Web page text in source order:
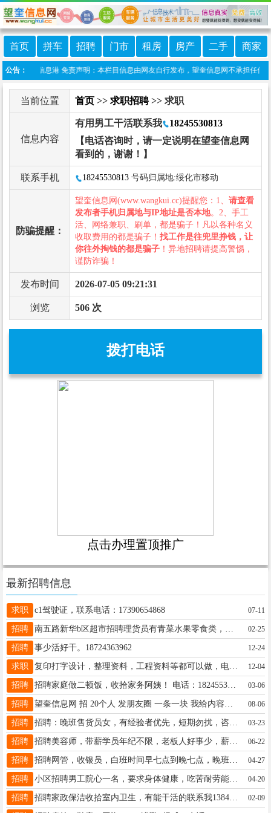
首页 拼车 招聘 门市 租房 房产 二手 商家
公告：
序:望奎信息港 免责声明：本栏目信息由网友自行发布，望奎信息网不承担任何
当前位置 首页 >> 求职招聘>> 求职
信息内容
有用男工干活联系我
18245530813
【电话咨询时，请一定说明在望奎信息网
看到的，谢谢！】
联系手机 18245530813 号码归属地:绥化市移动
防骗提醒：
望奎信息网(www.wangkui.cc)提醒您：1、 请查看
发布者手机归属地与IP地址是否本地。2、手工
活、网络兼职、刷单，都是骗子！凡以各种名义
收取费用的都是骗子！ 找工作是往兜里挣钱，让
你往外掏钱的都是骗子 ！异地招聘请提高警惕，
谨防诈骗！
发布时间 2026-07-05 09:21:31
浏览 506 次
拨打电话
点击办理置顶推广
最新招聘信息
求职 c1驾驶证，联系电话：17390654868 07-11
招聘 02-25
招聘 事少活好干。18724363962 12-24
求职 复印打字设计，整理资料，工程资料等都可以做，电话：13846723484，非诚勿扰? 12-04
招聘 招聘家庭做二顿饭，收拾家务阿姨！ 电话：18245539228 03-06
招聘 08-06
招聘 03-23
招聘 招聘美容师，带薪学员年纪不限，老板人好事少，薪资待遇优厚， 电话15946157552 06-22
招聘 04-27
招聘 小区招聘男工院心一名，要求身体健康，吃苦耐劳能长期工作，具体事宜面谈，招聘电话15636502212 04-20
招聘 招聘家政保洁收拾室内卫生，有能干活的联系我13845558624 02-09